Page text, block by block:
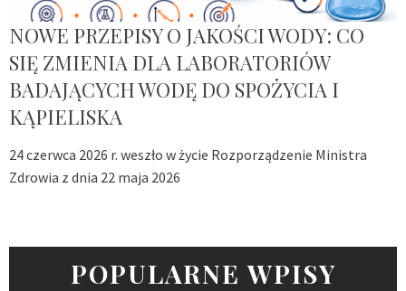
NOWE PRZEPISY O JAKOŚCI WODY: CO
SIĘ ZMIENIA DLA LABORATORIÓW
BADAJĄCYCH WODĘ DO SPOŻYCIA I
KĄPIELISKA
24 czerwca 2026 r. weszło w życie Rozporządzenie Ministra
Zdrowia z dnia 22 maja 2026
POPULARNE WPISY